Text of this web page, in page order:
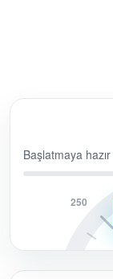
250
Başlatmaya hazır